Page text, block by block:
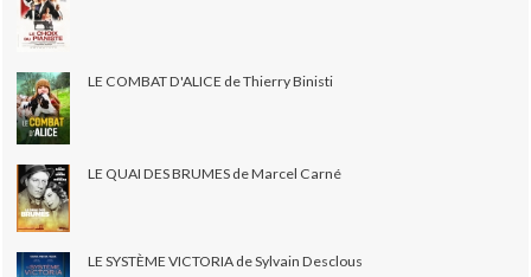
LE COMBAT D'ALICE de Thierry Binisti
LE QUAI DES BRUMES de Marcel Carné
LE SYSTÈME VICTORIA de Sylvain Desclous